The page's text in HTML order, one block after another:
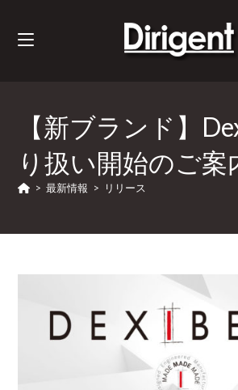
【新ブランド】
り扱い開始のご案
> 最新情報 > リリース